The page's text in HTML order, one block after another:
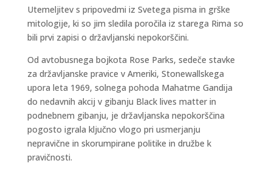
Utemeljitev s pripovedmi iz Svetega pisma in grške
mitologije, ki so jim sledila poročila iz starega Rima so
bili prvi zapisi o državljanski nepokorščini.
Od avtobusnega bojkota Rose Parks, sedeče stavke
za državljanske pravice v Ameriki, Stonewallskega
upora leta 1969, solnega pohoda Mahatme Gandija
do nedavnih akcij v gibanju Black lives matter in
podnebnem gibanju, je državljanska nepokorščina
pogosto igrala ključno vlogo pri usmerjanju
nepravične in skorumpirane politike in družbe k
pravičnosti.